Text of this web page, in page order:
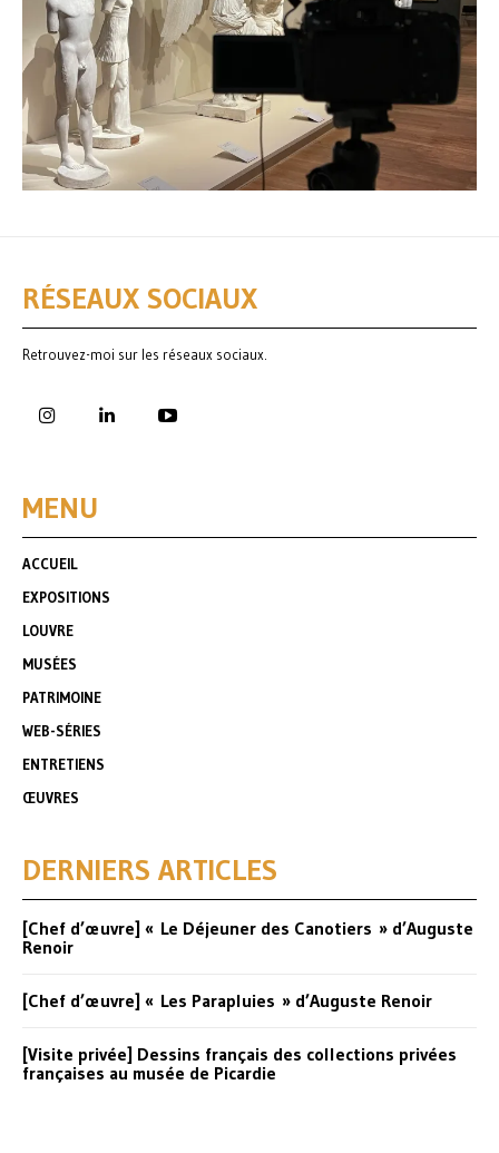
RÉSEAUX SOCIAUX
Retrouvez-moi sur les réseaux sociaux.
MENU
ACCUEIL
EXPOSITIONS
LOUVRE
MUSÉES
PATRIMOINE
WEB-SÉRIES
ENTRETIENS
ŒUVRES
DERNIERS ARTICLES
[Chef d’œuvre] « Le Déjeuner des Canotiers » d’Auguste
Renoir
[Chef d’œuvre] « Les Parapluies » d’Auguste Renoir
[Visite privée] Dessins français des collections privées
françaises au musée de Picardie